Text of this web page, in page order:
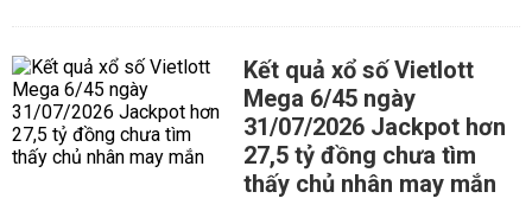
Kết quả xổ số Vietlott
Mega 6/45 ngày
31/07/2026 Jackpot hơn
27,5 tỷ đồng chưa tìm
thấy chủ nhân may mắn